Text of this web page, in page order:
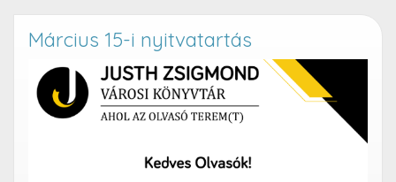
Március 15-i nyitvatartás